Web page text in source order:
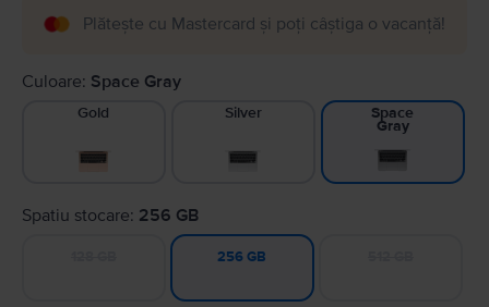
Plătește cu Mastercard și poți câștiga o vacanță!
Culoare: Space Gray
Gold Silver Space
Gray
Spatiu stocare: 256 GB
256 GB